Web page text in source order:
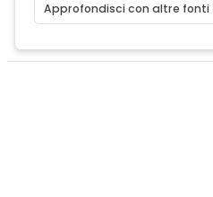
Approfondisci con altre fonti